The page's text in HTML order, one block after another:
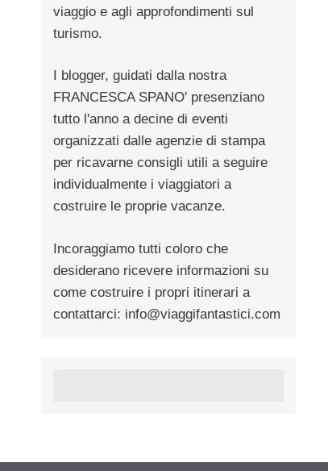
viaggio e agli approfondimenti sul
turismo.
I blogger, guidati dalla nostra
FRANCESCA SPANO' presenziano
tutto l'anno a decine di eventi
organizzati dalle agenzie di stampa
per ricavarne consigli utili a seguire
individualmente i viaggiatori a
costruire le proprie vacanze.
Incoraggiamo tutti coloro che
desiderano ricevere informazioni su
come costruire i propri itinerari a
contattarci: info@viaggifantastici.com